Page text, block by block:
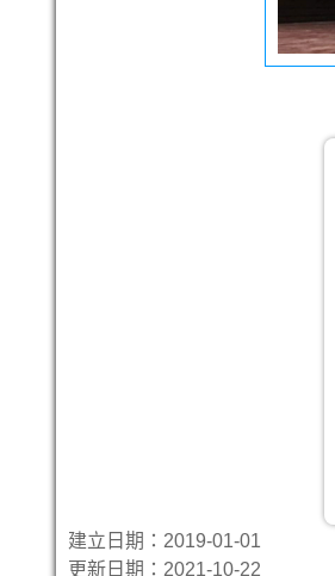
建立日期：2019-01-01
更新日期：2021-10-22